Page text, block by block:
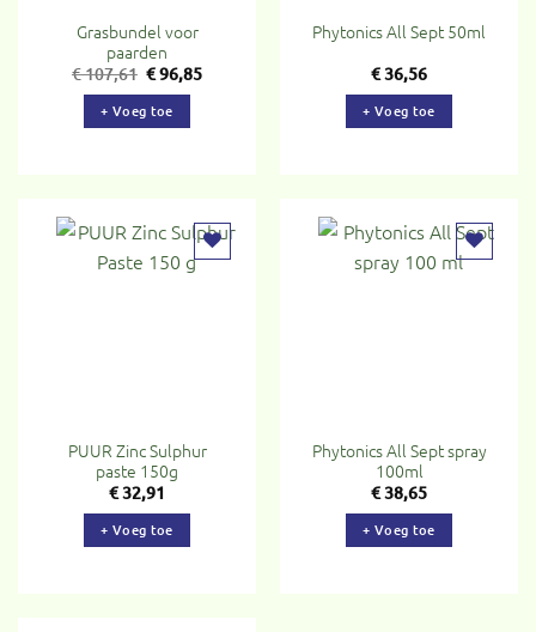
Grasbundel voor
paarden
€107,61 Oorspronkelijke
prijs
was:
€ 107,61.
€96,85Huidige
+ Voeg toe
Phytonics All Sept 50ml
€36,56
+ Voeg toe
Toevoegen
PUUR Zinc Sulphur
paste 150g
€32,91
+ Voeg toe
Phytonics All Sept spray
100ml
€38,65
+ Voeg toe